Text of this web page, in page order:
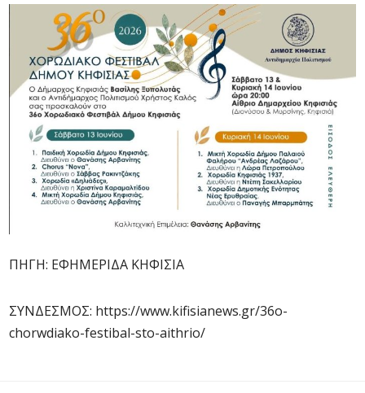
ΠΗΓΗ: ΕΦΗΜΕΡΙΔΑ ΚΗΦΙΣΙΑ
ΣΥΝΔΕΣΜΟΣ: https://www.kifisianews.gr/36o-
chorwdiako-festibal-sto-aithrio/